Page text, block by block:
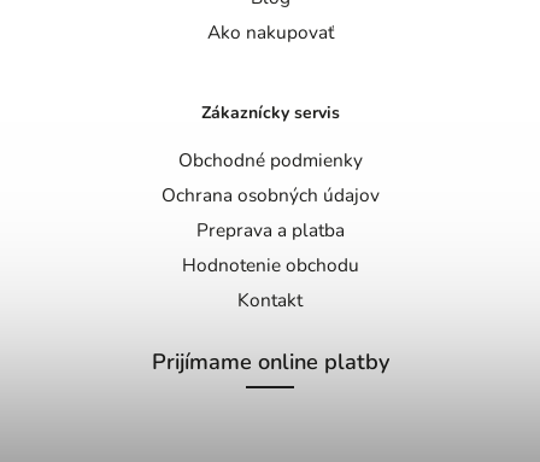
Ako nakupovať
Zákaznícky servis
Obchodné podmienky
Ochrana osobných údajov
Preprava a platba
Hodnotenie obchodu
Kontakt
Prijímame online platby